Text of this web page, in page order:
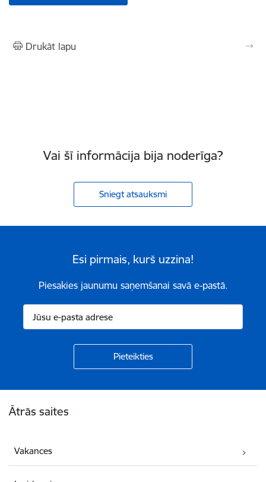
Drukāt lapu
Vai šī informācija bija noderīga?
Sniegt atsauksmi
Esi pirmais, kurš uzzina!
Piesakies jaunumu saņemšanai savā e-pastā.
Ātrās saites
Vakances